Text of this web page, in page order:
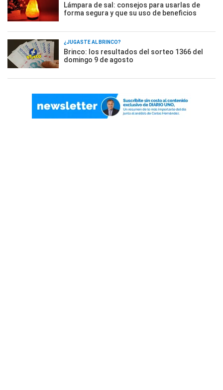
Lámpara de sal: consejos para usarlas de
forma segura y que su uso de beneficios
¿JUGASTE AL BRINCO?
Brinco: los resultados del sorteo 1366 del
domingo 9 de agosto